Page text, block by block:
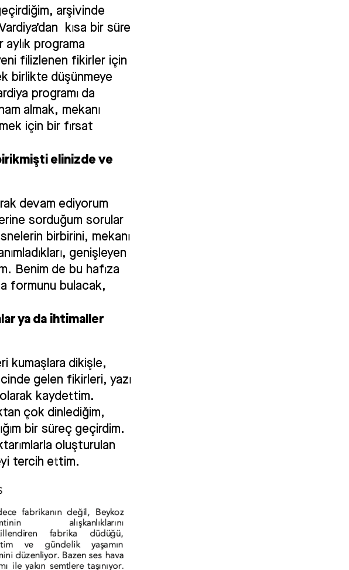
arşivinde
kısa bir süre
programa
filizlenen fikirler için
birlikte düşünmeye
programı da
almak, mekanı
için bir fırsat
elinizde ve
devam ediyorum
sorduğum sorular
birbirini, mekanı
genişleyen
Benim de bu hafıza
formunu bulacak,
ya da ihtimaller
kumaşlara dikişle,
gelen fikirleri, yazı
kaydettim.
çok dinlediğim,
bir süreç geçirdim.
oluşturulan
tercih ettim.